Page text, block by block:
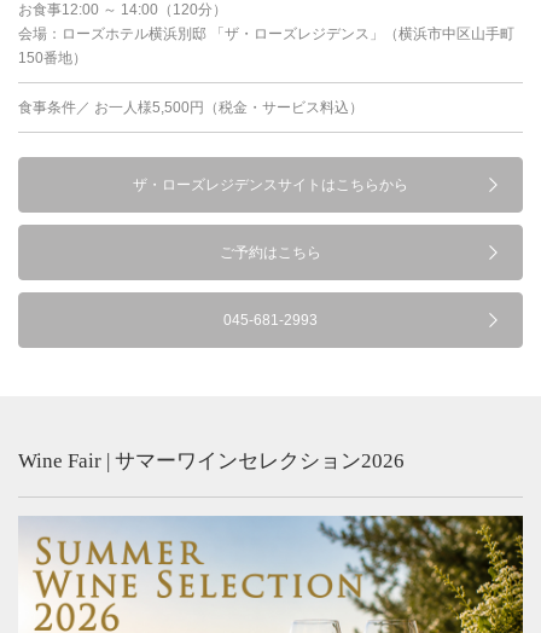
お食事12:00 ～ 14:00（120分）
会場：ローズホテル横浜別邸 「ザ・ローズレジデンス」（横浜市中区山手町
150番地）
食事条件／ お一人様5,500円（税金・サービス料込）
ザ・ローズレジデンスサイトはこちらから
ご予約はこちら
045-681-2993
Wine Fair | サマーワインセレクション2026